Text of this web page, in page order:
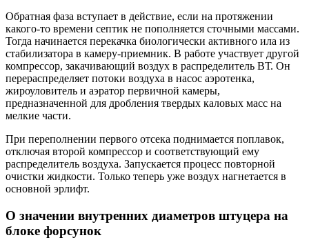
Обратная фаза вступает в действие, если на протяжении
какого-то времени септик не пополняется сточными массами.
Тогда начинается перекачка биологически активного ила из
стабилизатора в камеру-приемник. В работе участвует другой
компрессор, закачивающий воздух в распределитель ВТ. Он
перераспределяет потоки воздуха в насос аэротенка,
жироуловитель и аэратор первичной камеры,
предназначенной для дробления твердых каловых масс на
мелкие части.
При переполнении первого отсека поднимается поплавок,
отключая второй компрессор и соответствующий ему
распределитель воздуха. Запускается процесс повторной
очистки жидкости. Только теперь уже воздух нагнетается в
основной эрлифт.
О значении внутренних диаметров штуцера на
блоке форсунок